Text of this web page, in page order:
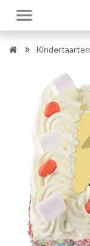
Kindertaarten